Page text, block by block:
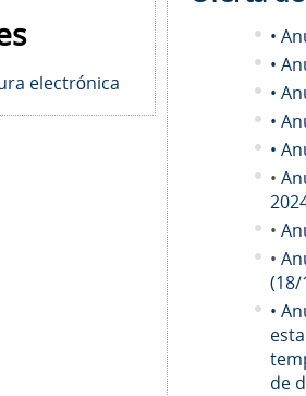
electrónica
•
•
•
•
•
•
•
•
(18/
•
de